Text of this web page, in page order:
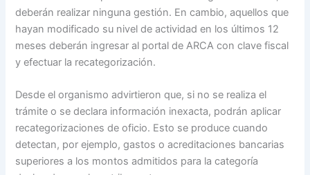
deberán realizar ninguna gestión. En cambio, aquellos que
hayan modificado su nivel de actividad en los últimos 12
meses deberán ingresar al portal de ARCA con clave fiscal
y efectuar la recategorización.
Desde el organismo advirtieron que, si no se realiza el
trámite o se declara información inexacta, podrán aplicar
recategorizaciones de oficio. Esto se produce cuando
detectan, por ejemplo, gastos o acreditaciones bancarias
superiores a los montos admitidos para la categoría